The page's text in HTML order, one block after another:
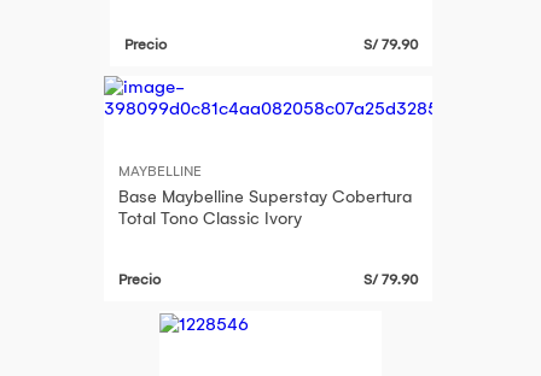
Precio S/ 79.90
MAYBELLINE
Base Maybelline Superstay Cobertura
Total Tono Classic Ivory
Precio S/ 79.90